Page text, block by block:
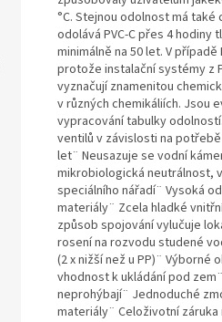
°C. Stejnou odolnost má
odolává PVC-C přes 4 hodiny
minimálně na 50 let. V
protože instalační systémy z
vyznačují znamenitou
v různých chemikáliích. Jsou
vypracování tabulky
ventilů v závislosti na potřebě
let¨ Neusazuje se vodní
mikrobiologická neutrálnost,
speciálního nářadí¨ Vysoká
materiály¨ Zcela hladké
způsob spojování vylučuje
rosení na rozvodu studené
(2 x nižší než u PP)¨
vhodnost k ukládání pod
neprohýbají¨ Jednoduché
materiály¨ Celoživotní